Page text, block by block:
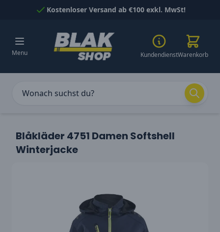
Skip to ContentKostenloser Versand ab €100 exkl. MwSt!
Menu KundendienstWarenkorb
Blåkläder 4751 Damen Softshell
Winterjacke